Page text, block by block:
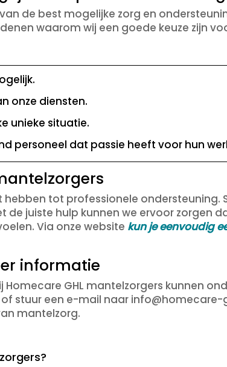
de best mogelijke zorg en
waarom wij een goede keuze zijn
onze diensten.
unieke situatie.
personeel dat passie heeft voor hun
tot professionele ondersteuning.
juiste hulp kunnen we ervoor zorgen
Via onze website kun je eenvoudig
informatie
GHL mantelzorgers kunnen
stuur een e-mail naar info@homecare-
mantelzorg.